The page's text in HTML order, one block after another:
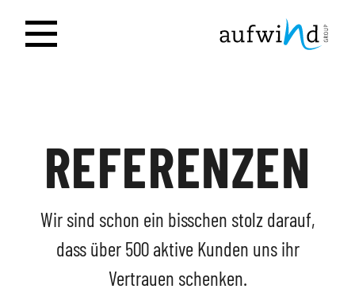
REFERENZEN
Wir sind schon ein bisschen stolz darauf,
dass über 500 aktive Kunden uns ihr
Vertrauen schenken.